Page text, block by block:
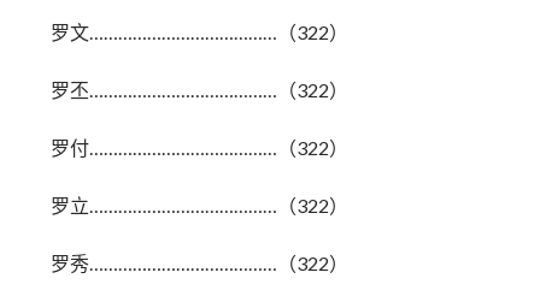
罗文…………………………………（322）
罗丕…………………………………（322）
罗付…………………………………（322）
罗立…………………………………（322）
罗秀…………………………………（322）